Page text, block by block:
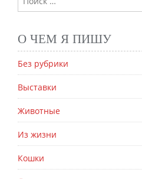
О ЧЕМ Я ПИШУ
Без рубрики
Выставки
Животные
Из жизни
Кошки